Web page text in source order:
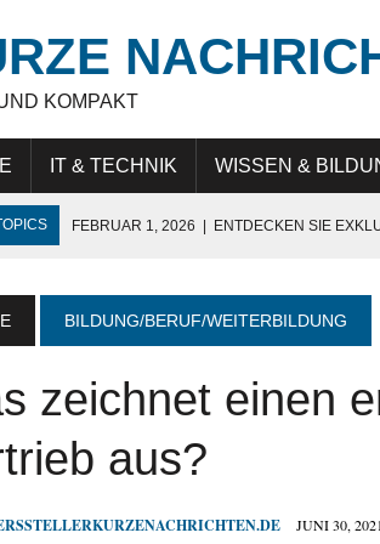
KOMPAKT
IT & TECHNIK WISSEN &
FEBRUAR 1, 2026 | ENTDECKEN SIE
2025 | WARUM DAS LEBEN IN DUBAI FÜR EXPATS
2026 KUNDENBINDUNG IM HANDEL: WIE
BILDUNG/BERUF/WEITERBILDUNG
zeichnet einen
aus?
JUNI 30, 2021